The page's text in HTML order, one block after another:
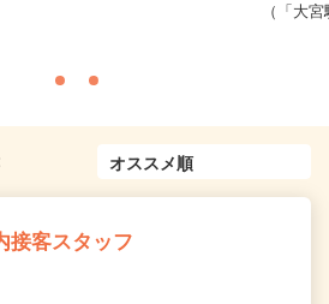
（「大
接客スタッフ